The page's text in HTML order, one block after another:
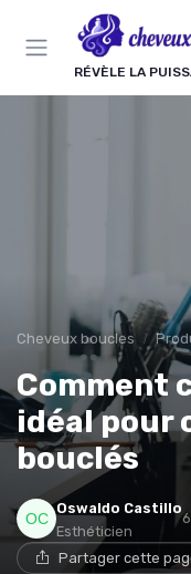
RÉVÈLE LA
Cheveux boucles
Comment
idéal pour
bouclés
Oswaldo Castillo
Esthéticien
Partager cette
Panneau de gestion